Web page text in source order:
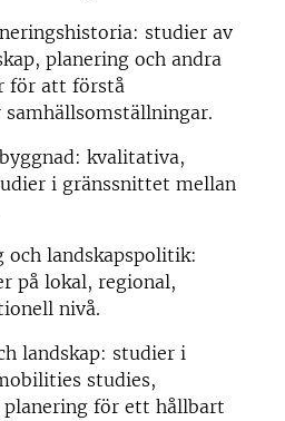
studier av
planering och andra
för att förstå
kvalitativa,
i gränssnittet mellan
och landskapspolitik:
på lokal, regional,
nivå.
landskap: studier i
studies,
planering för ett hållbart